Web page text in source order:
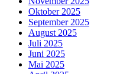
Oktober 2025
September 2025
August 2025
Juli 2025
Juni 2025
Mai 2025